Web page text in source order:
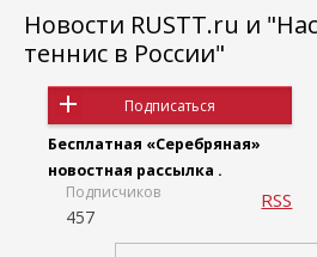
Новости RUSTT.ru и
теннис в России"
Подписаться
Бесплатная «Серебряная»
новостная рассылка .
Подписчиков
457
RSS